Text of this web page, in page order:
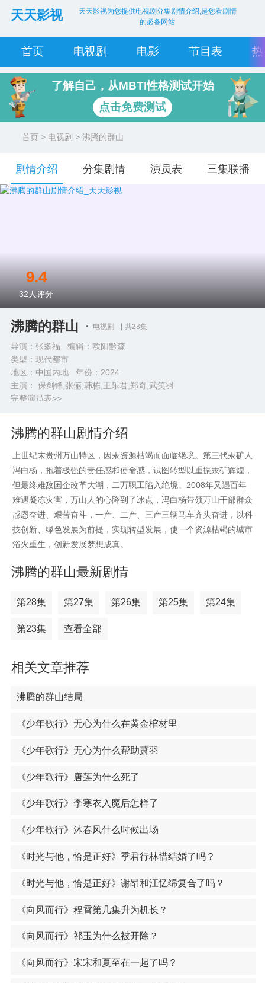
天天影视
天天影视为您提供电视剧分集剧情介绍,是您看剧情
的必备网站
首页 电视剧 电影 节目表
了解自己，从MBTI性格测试开始
点击免费测试
首页 > 电视剧 > 沸腾的群山
剧情介绍 分集剧情 演员表 三集联播
沸腾的群山 电视剧 共28集
导演：张多福 编辑：欧阳黔森
类型： 现代都市
地区：中国内地 年份： 2024
主演： 保剑锋,张俪,韩栋,王乐君,郑奇,武笑羽
完整演员表>>
9.4
32 人评分
沸腾的群山剧情介绍
上世纪末贵州万山特区，因汞资源枯竭而面临绝境。第三代汞矿人
冯白杨，抱着极强的责任感和使命感，试图转型以重振汞矿辉煌，
但最终难敌国企改革大潮，二万职工陷入绝境。2008年又遇百年
难遇凝冻灾害，万山人的心降到了冰点，冯白杨带领万山干部群众
感恩奋进、艰苦奋斗，一产、二产、三产三辆马车齐头奋进，以科
技创新、绿色发展为前提，实现转型发展，使一个资源枯竭的城市
浴火重生，创新发展梦想成真。
沸腾的群山最新剧情
第28集 第27集 第26集 第25集 第24集
第23集 查看全部
相关文章推荐
沸腾的群山结局
《少年歌行》无心为什么在黄金棺材里
《少年歌行》无心为什么帮助萧羽
《少年歌行》唐莲为什么死了
《少年歌行》李寒衣入魔后怎样了
《少年歌行》沐春风什么时候出场
《时光与他，恰是正好》季君行林惜结婚了吗？
《时光与他，恰是正好》谢昂和江忆绵复合了吗？
《向风而行》程霄第几集升为机长？
《向风而行》祁玉为什么被开除？
《向风而行》宋宋和夏至在一起了吗？